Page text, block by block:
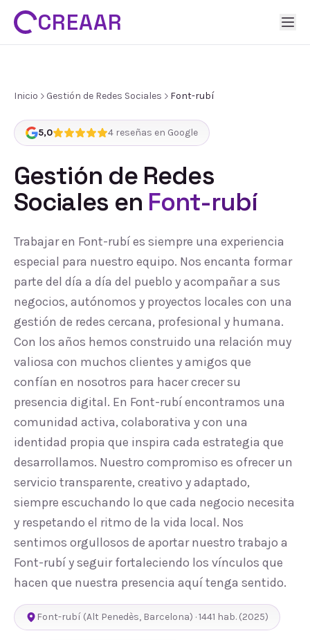
CREAAR
Inicio Gestión de Redes Sociales Font-rubí
5,0 4 reseñas en Google
Gestión de Redes
Sociales en Font-rubí
Trabajar en Font-rubí es siempre una experiencia
especial para nuestro equipo. Nos encanta formar
parte del día a día del pueblo y acompañar a sus
negocios, autónomos y proyectos locales con una
gestión de redes cercana, profesional y humana.
Con los años hemos construido una relación muy
valiosa con muchos clientes y amigos que
confían en nosotros para hacer crecer su
presencia digital. En Font-rubí encontramos una
comunidad activa, colaborativa y con una
identidad propia que inspira cada estrategia que
desarrollamos. Nuestro compromiso es ofrecer un
servicio transparente, creativo y adaptado,
siempre escuchando lo que cada negocio necesita
y respetando el ritmo de la vida local. Nos
sentimos orgullosos de aportar nuestro trabajo a
Font-rubí y seguir fortaleciendo los vínculos que
hacen que nuestra presencia aquí tenga sentido.
Font-rubí (Alt Penedès, Barcelona) ·1441 hab. (2025)